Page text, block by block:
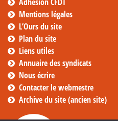
Mentions légales
L’Ours du site
Plan du site
Liens utiles
Annuaire des syndicats
Nous écrire
Contacter le webmestre
Archive du site (ancien site)